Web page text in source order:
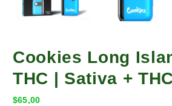
Cookies Long
THC | Sativa +
$65,00